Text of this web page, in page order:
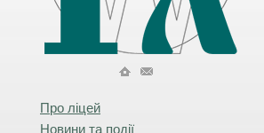
Про ліцей
Новини та події